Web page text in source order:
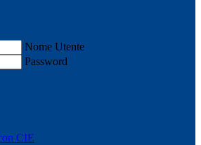
Nome Utente
Password
CIE